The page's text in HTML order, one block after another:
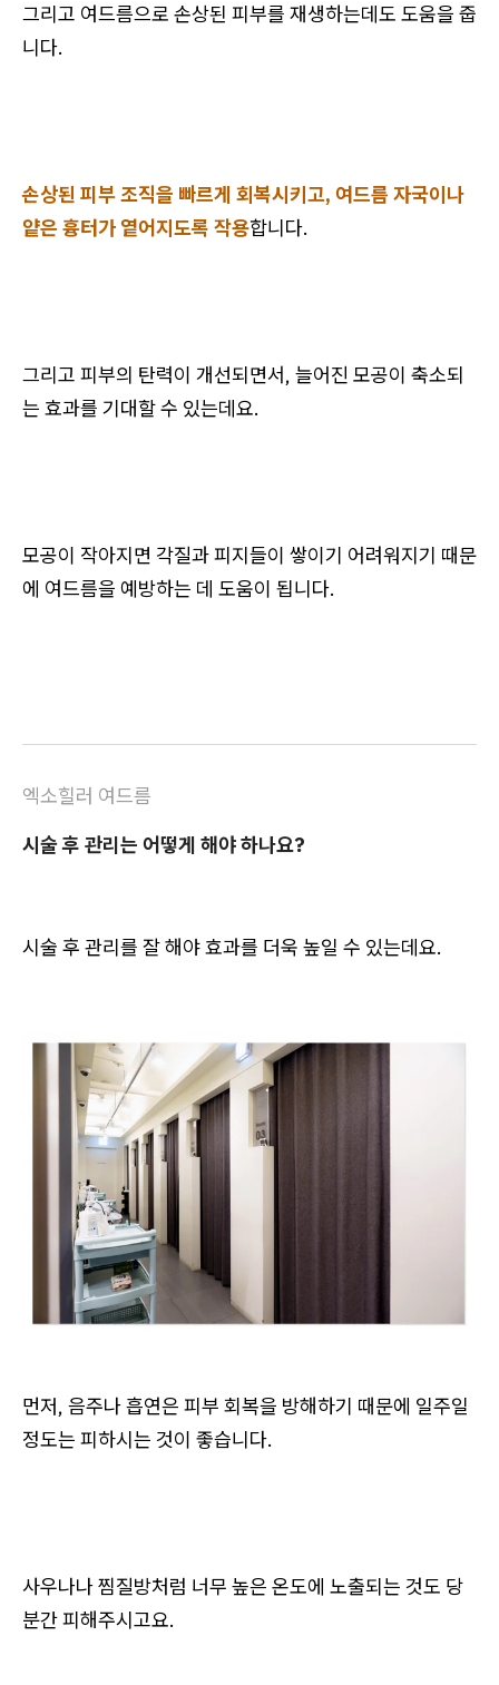
그리고 여드름으로 손상된 피부를 재생하는데도 도움을 줍
니다.
손상된 피부 조직을 빠르게 회복시키고, 여드름 자국이나
얕은 흉터가 옅어지도록 작용합니다.
그리고 피부의 탄력이 개선되면서, 늘어진 모공이 축소되
는 효과를 기대할 수 있는데요.
모공이 작아지면 각질과 피지들이 쌓이기 어려워지기 때문
에 여드름을 예방하는 데 도움이 됩니다.
엑소힐러 여드름
시술 후 관리는 어떻게 해야 하나요?
시술 후 관리를 잘 해야 효과를 더욱 높일 수 있는데요.
먼저, 음주나 흡연은 피부 회복을 방해하기 때문에 일주일
정도는 피하시는 것이 좋습니다.
사우나나 찜질방처럼 너무 높은 온도에 노출되는 것도 당
분간 피해주시고요.